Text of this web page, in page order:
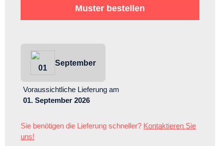
Muster bestellen
01
September
Voraussichtliche Lieferung am
01. September 2026
Sie benötigen die Lieferung schneller? Kontaktieren Sie
uns!